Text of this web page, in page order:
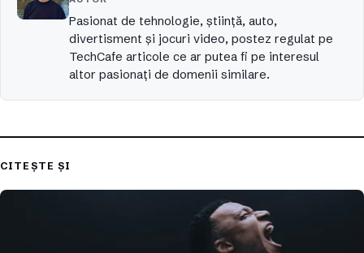
Pasionat de tehnologie, ştiinţă, auto,
divertisment şi jocuri video, postez regulat pe
TechCafe articole ce ar putea fi pe interesul
altor pasionaţi de domenii similare.
CITEȘTE ȘI